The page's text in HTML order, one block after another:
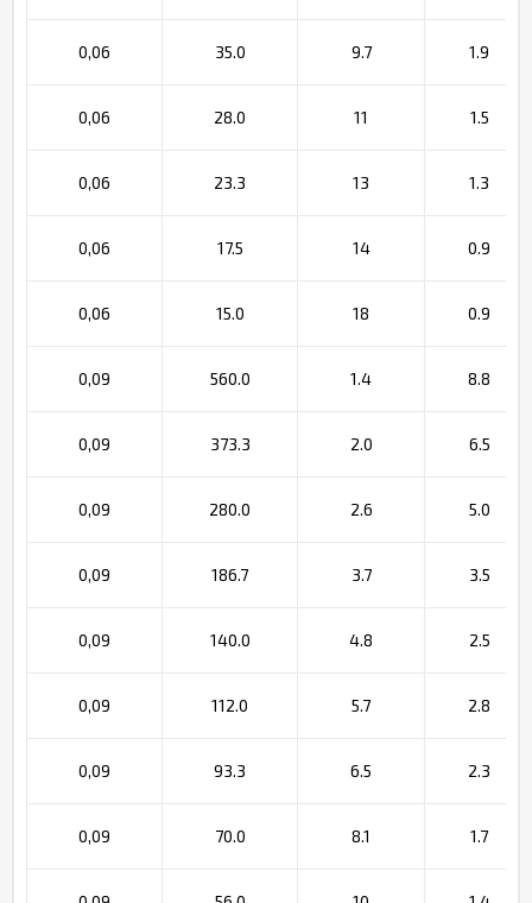
0,06 35.0 9.7 1.9
0,06 28.0 11 1.5
0,06 23.3 13 1.3
0,06 17.5 14 0.9
0,06 15.0 18 0.9
0,09 560.0 1.4 8.8
0,09 373.3 2.0 6.5
0,09 280.0 2.6 5.0
0,09 186.7 3.7 3.5
0,09 140.0 4.8 2.5
0,09 112.0 5.7 2.8
0,09 93.3 6.5 2.3
0,09 70.0 8.1 1.7